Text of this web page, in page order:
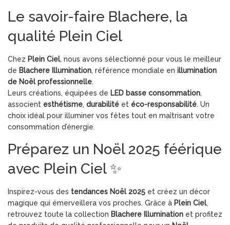
Le savoir-faire Blachere, la
qualité Plein Ciel
Chez Plein Ciel, nous avons sélectionné pour vous le meilleur
de Blachere Illumination, référence mondiale en illumination
de Noël professionnelle.
Leurs créations, équipées de LED basse consommation,
associent esthétisme, durabilité et éco-responsabilité. Un
choix idéal pour illuminer vos fêtes tout en maîtrisant votre
consommation d’énergie.
Préparez un Noël 2025 féérique
avec Plein Ciel ✨
Inspirez-vous des tendances Noël 2025 et créez un décor
magique qui émerveillera vos proches. Grâce à Plein Ciel,
retrouvez toute la collection Blachere Illumination et profitez